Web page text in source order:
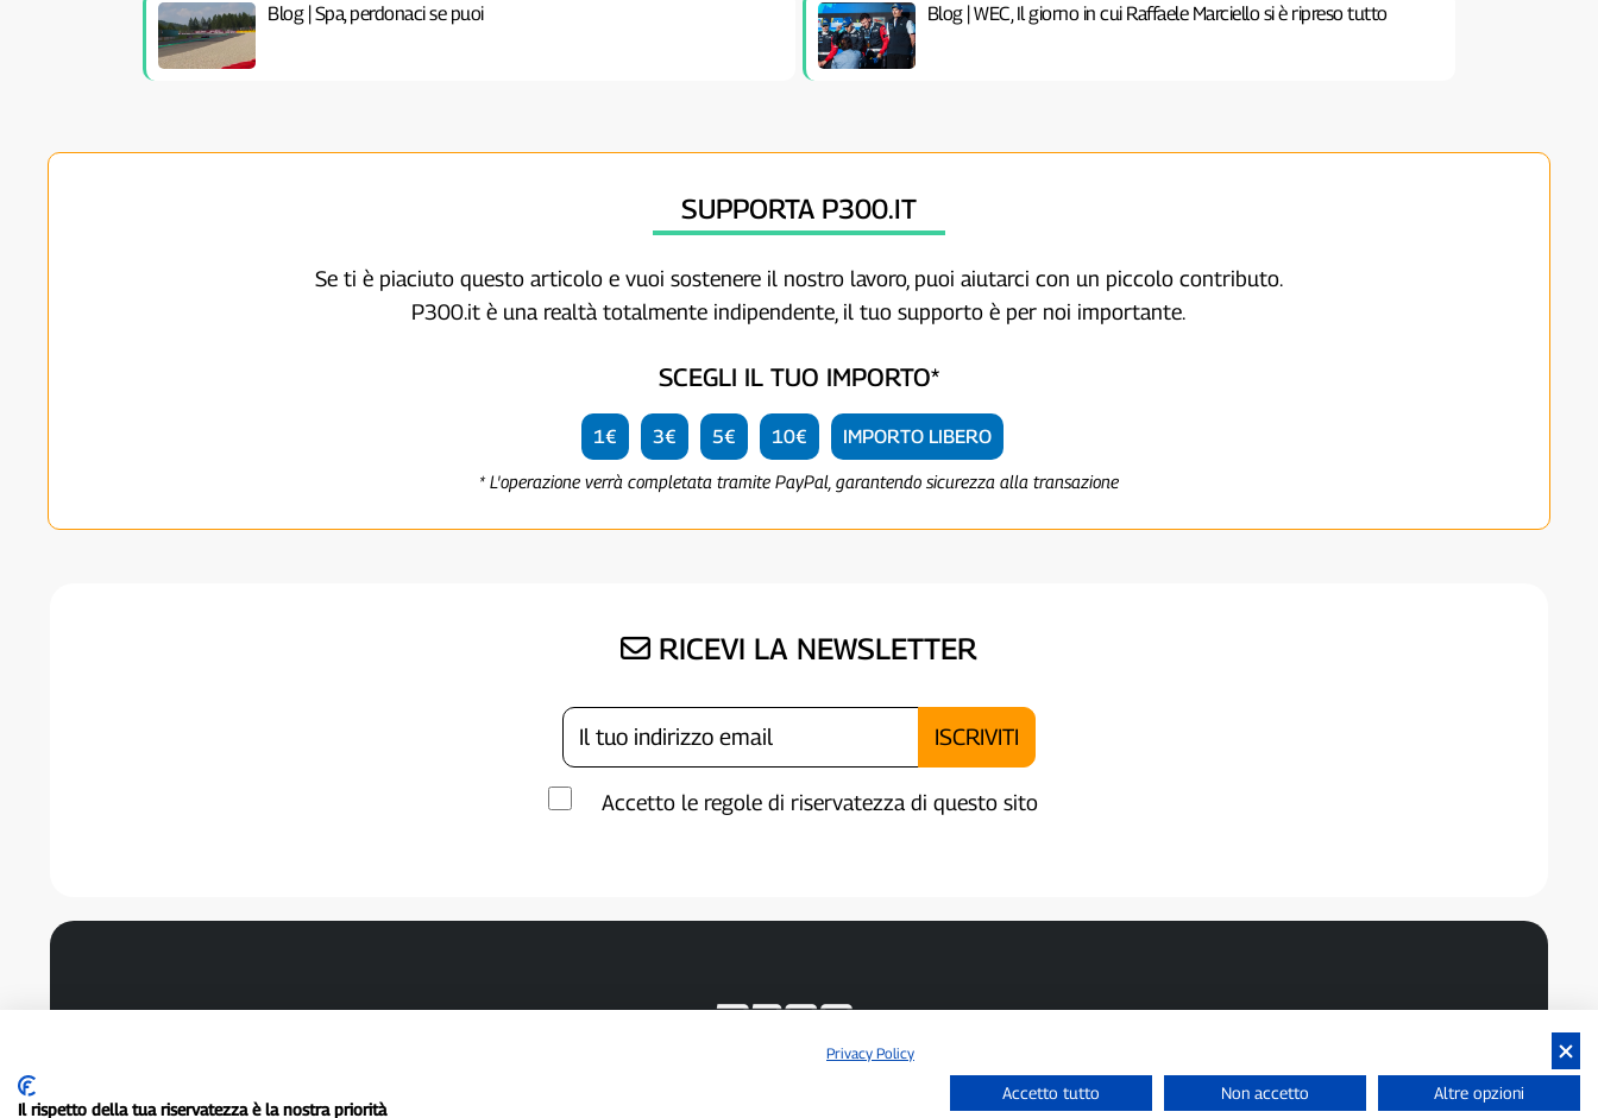
Blog | Spa, perdonaci se puoi Blog | WEC, Il giorno in cui Raffaele Marciello si è ripreso tutto
SUPPORTA P300.IT
Se ti è piaciuto questo articolo e vuoi sostenere il nostro lavoro, puoi aiutarci con un piccolo contributo.
P300.it è una realtà totalmente indipendente, il tuo supporto è per noi importante.
SCEGLI IL TUO IMPORTO*
1€ 3€ 5€ 10€ IMPORTO LIBERO
* L'operazione verrà completata tramite PayPal, garantendo sicurezza alla transazione
RICEVI LA NEWSLETTER
Accetto le regole di riservatezza di questo sito
P300.it è una Testata Giornalistica indipendente
Registrazione numero 1/2021 del 1/2/2021 - Tribunale di Pavia
Privacy Policy
Il rispetto della tua riservatezza è la nostra priorità
Accetto tutto Non accetto Altre opzioni